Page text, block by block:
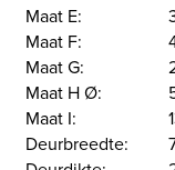
Maat E:
Maat F:
Maat G:
Maat H Ø:
Maat I:
Deurbreedte: